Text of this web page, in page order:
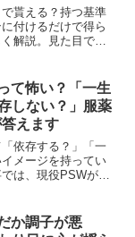
貰える？持つ基準
付けるだけで得ら
解説。見た目では
て怖い？「一生
しない？」服薬
えます
依存する？」「一
メージを持ってい
は、現役PSWが服
への上手な相談の
か調子が悪